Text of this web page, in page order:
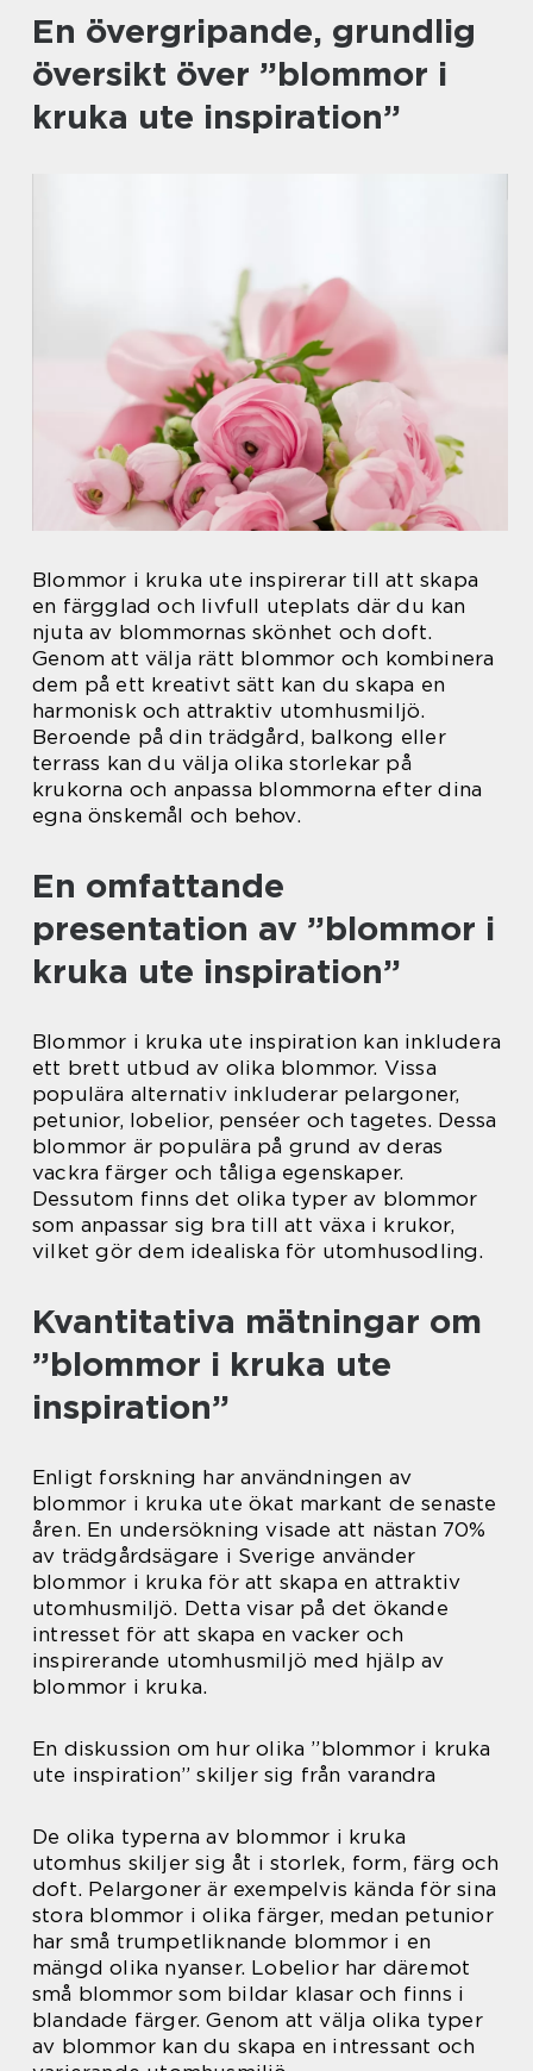
En övergripande, grundlig
översikt över ”blommor i
kruka ute inspiration”
Blommor i kruka ute inspirerar till att skapa
en färgglad och livfull uteplats där du kan
njuta av blommornas skönhet och doft.
Genom att välja rätt blommor och kombinera
dem på ett kreativt sätt kan du skapa en
harmonisk och attraktiv utomhusmiljö.
Beroende på din trädgård, balkong eller
terrass kan du välja olika storlekar på
krukorna och anpassa blommorna efter dina
egna önskemål och behov.
En omfattande
presentation av ”blommor i
kruka ute inspiration”
Blommor i kruka ute inspiration kan inkludera
ett brett utbud av olika blommor. Vissa
populära alternativ inkluderar pelargoner,
petunior, lobelior, penséer och tagetes. Dessa
blommor är populära på grund av deras
vackra färger och tåliga egenskaper.
Dessutom finns det olika typer av blommor
som anpassar sig bra till att växa i krukor,
vilket gör dem idealiska för utomhusodling.
Kvantitativa mätningar om
”blommor i kruka ute
inspiration”
Enligt forskning har användningen av
blommor i kruka ute ökat markant de senaste
åren. En undersökning visade att nästan 70%
av trädgårdsägare i Sverige använder
blommor i kruka för att skapa en attraktiv
utomhusmiljö. Detta visar på det ökande
intresset för att skapa en vacker och
inspirerande utomhusmiljö med hjälp av
blommor i kruka.
En diskussion om hur olika ”blommor i kruka
ute inspiration” skiljer sig från varandra
De olika typerna av blommor i kruka
utomhus skiljer sig åt i storlek, form, färg och
doft. Pelargoner är exempelvis kända för sina
stora blommor i olika färger, medan petunior
har små trumpetliknande blommor i en
mängd olika nyanser. Lobelior har däremot
små blommor som bildar klasar och finns i
blandade färger. Genom att välja olika typer
av blommor kan du skapa en intressant och